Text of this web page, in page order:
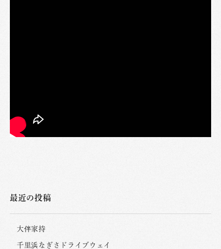
最近の投稿
大伴家持
千里浜なぎさドライブウェイ